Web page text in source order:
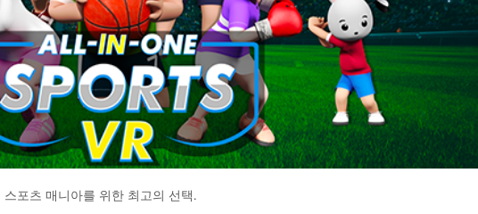
포츠 매니아를 위한 최고의 선택.